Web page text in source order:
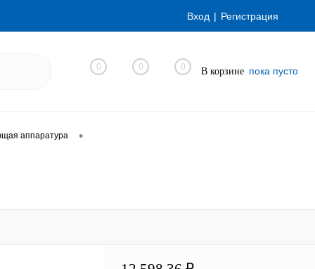
Вход Регистрация
0 0 0 В корзине пока пусто
аппаратура •